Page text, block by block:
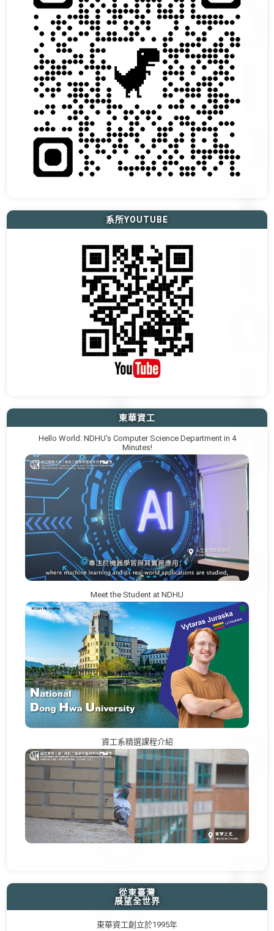
系所YOUTUBE
東華資工
Hello World: NDHU’s Computer Science Department in 4
Minutes!
Meet the Student at NDHU
資工系精選課程介紹
從東臺灣
展望全世界
東華資工創立於1995年